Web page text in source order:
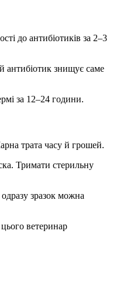
до антибіотиків за 2–3
антибіотик знищує саме
за 12–24 години.
трата часу й грошей.
Тримати стерильну
зразок можна
ветеринар